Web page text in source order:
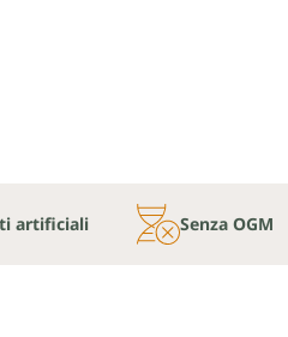
artificiali Senza OGM